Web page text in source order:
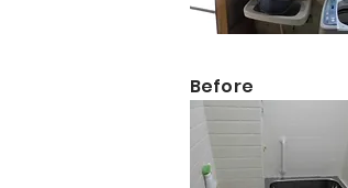
​Before